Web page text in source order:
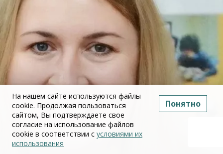
На нашем сайте используются файлы
cookie. Продолжая пользоваться
сайтом, Вы подтверждаете свое
согласие на использование файлов
cookie в соответствии с условиями их
использования
Понятно